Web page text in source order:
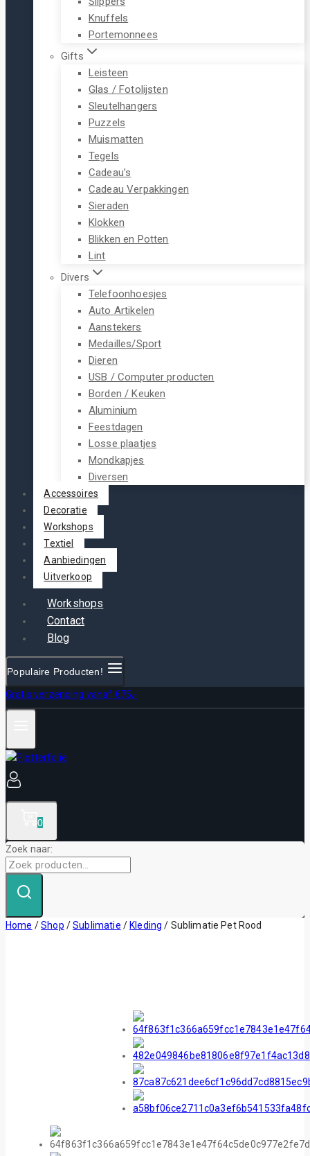
Knuffels
Portemonnees
Gifts
Leisteen
Glas / Fotolijsten
Sleutelhangers
Puzzels
Muismatten
Tegels
Cadeau’s
Cadeau Verpakkingen
Sieraden
Klokken
Blikken en Potten
Lint
Divers
Telefoonhoesjes
Auto Artikelen
Aanstekers
Medailles/Sport
Dieren
USB / Computer producten
Borden / Keuken
Aluminium
Feestdagen
Losse plaatjes
Mondkapjes
Diversen
Accessoires
Decoratie
Workshops
Textiel
Aanbiedingen
Uitverkoop
Workshops
Contact
Blog
Populaire Producten!
Gratis verzending vanaf €75,-
0
Zoek naar:
Home /Shop /Sublimatie / Kleding / Sublimatie Pet Rood